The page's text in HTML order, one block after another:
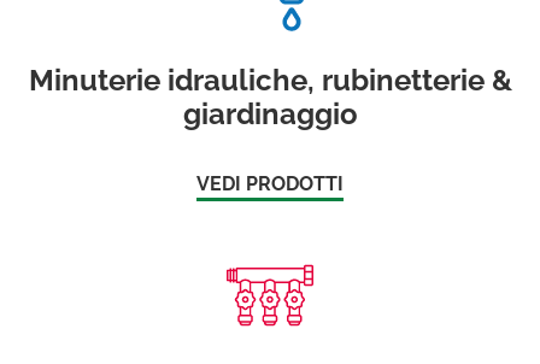
Minuterie idrauliche, rubinetterie &
giardinaggio
VEDI PRODOTTI